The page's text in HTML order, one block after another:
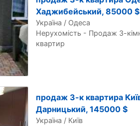
Хаджибейський, 85000 $
Україна / Одеса
Нерухомість - Продаж 3-
квартир
продаж 3-к квартира
Дарницький, 145000 $
Україна / Київ